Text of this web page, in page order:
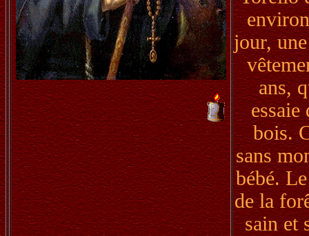
jour,
ans,
bois.
sans
bébé.
de la
sain et